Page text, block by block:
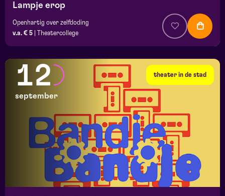
Lampje erop
Openhartig over zelfdoding
v.a. € 5
Theatercollege
theater in de stad
12
september